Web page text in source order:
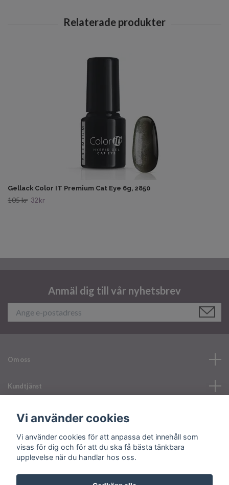
Gellack Color IT Premium Cat Eye 6g, 2850
105 kr 32 kr
Anmäl dig till vår nyhetsbrev
Om oss
Kundtjänst
Läs mer
Sociala medier
Vi använder cookies
Vi använder cookies för att anpassa det innehåll som
visas för dig och för att du ska få bästa tänkbara
upplevelse när du handlar hos oss.